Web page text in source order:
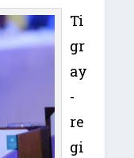
Ti
gr
ay
-
re
gi